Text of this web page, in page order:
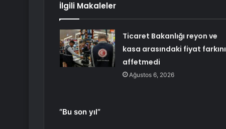
İlgili Makaleler
Ticaret Bakanlığı reyon ve
kasa arasındaki fiyat farkını
affetmedi
Ağustos 6, 2026
“Bu son yıl”